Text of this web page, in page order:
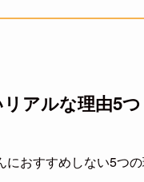
アルな理由5つ
おすすめしない5つ